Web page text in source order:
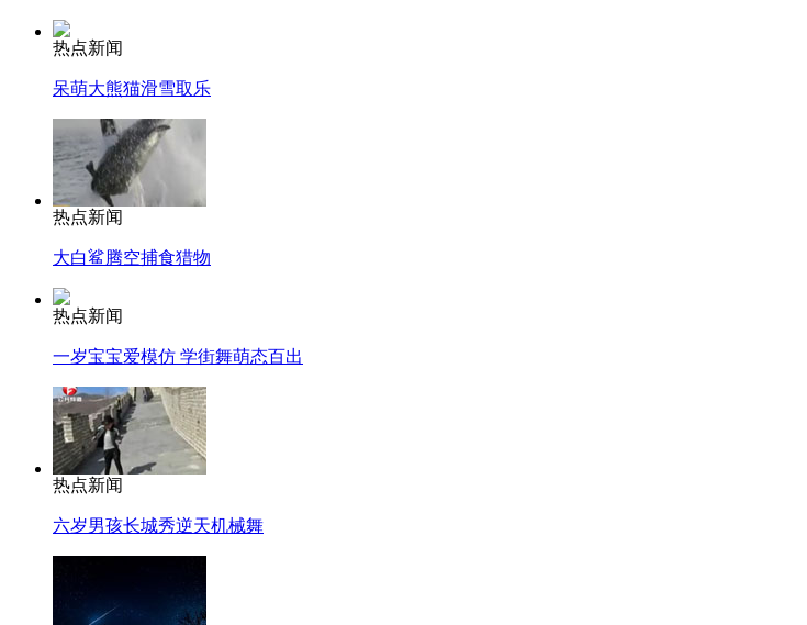
热点新闻
呆萌大熊猫滑雪取乐
热点新闻
大白鲨腾空捕食猎物
热点新闻
一岁宝宝爱模仿 学街舞萌态百出
热点新闻
六岁男孩长城秀逆天机械舞